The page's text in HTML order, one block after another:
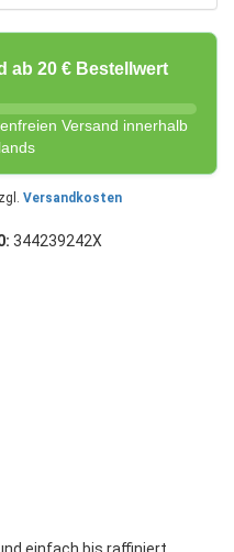
ab 20 € Bestellwert
Versand innerhalb
Versandkosten
344239242X